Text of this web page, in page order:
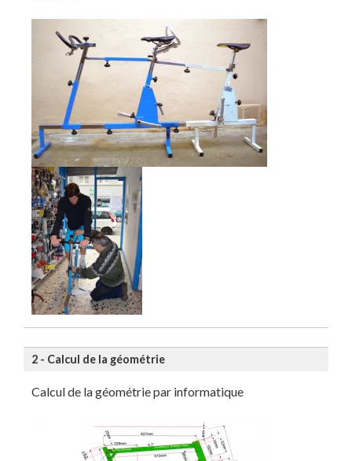
2 - Calcul de la géométrie
Calcul de la géométrie par informatique